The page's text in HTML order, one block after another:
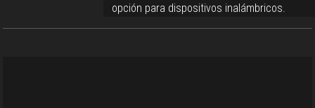
opción para dispositivos inalámbricos.